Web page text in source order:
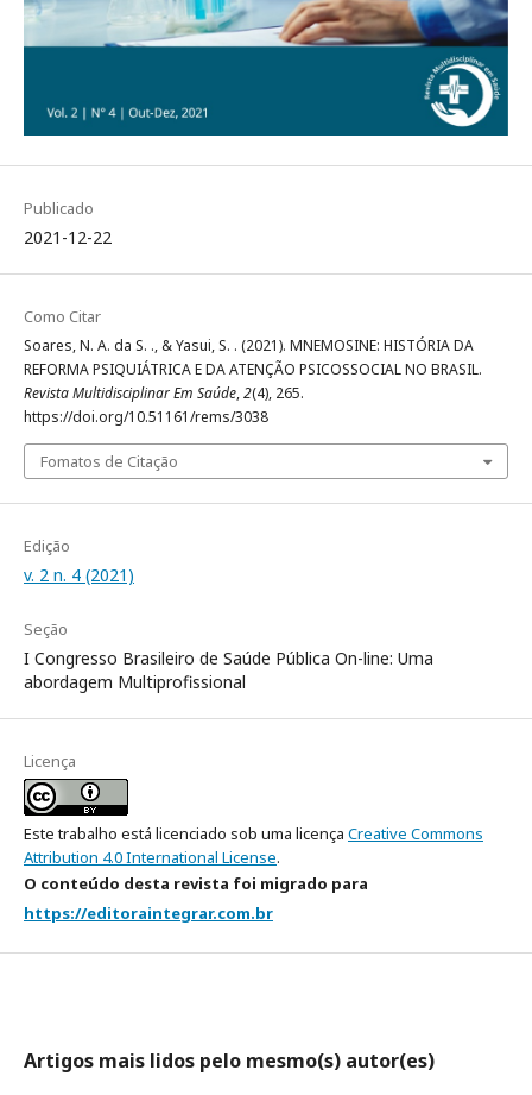
Publicado
2021-12-22
Como Citar
Soares, N. A. da S. ., & Yasui, S. . (2021). MNEMOSINE: HISTÓRIA DA
REFORMA PSIQUIÁTRICA E DA ATENÇÃO PSICOSSOCIAL NO BRASIL.
Revista Multidisciplinar Em Saúde,2(4), 265.
https://doi.org/10.51161/rems/3038
Fomatos de Citação
Edição
v. 2 n. 4 (2021)
Seção
I Congresso Brasileiro de Saúde Pública On-line: Uma
abordagem Multiprofissional
Licença
Este trabalho está licenciado sob uma licença Creative Commons
Attribution 4.0 International License.
O conteúdo desta revista foi migrado para
https://editoraintegrar.com.br
Artigos mais lidos pelo mesmo(s) autor(es)